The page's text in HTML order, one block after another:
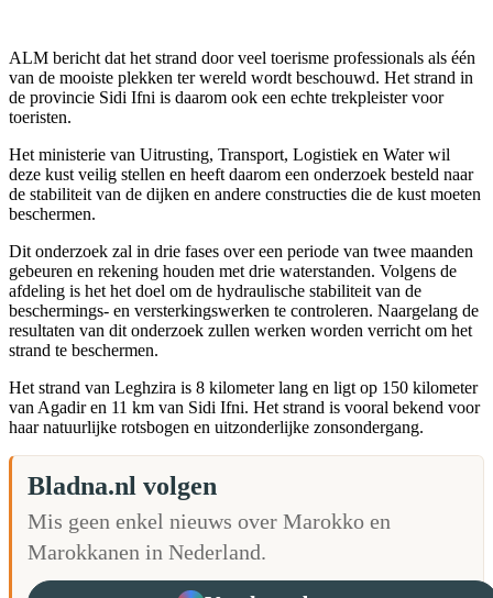
ALM bericht dat het strand door veel toerisme professionals als één
van de mooiste plekken ter wereld wordt beschouwd. Het strand in
de provincie Sidi Ifni is daarom ook een echte trekpleister voor
toeristen.
Het ministerie van Uitrusting, Transport, Logistiek en Water wil
deze kust veilig stellen en heeft daarom een onderzoek besteld naar
de stabiliteit van de dijken en andere constructies die de kust moeten
beschermen.
Dit onderzoek zal in drie fases over een periode van twee maanden
gebeuren en rekening houden met drie waterstanden. Volgens de
afdeling is het het doel om de hydraulische stabiliteit van de
beschermings- en versterkingswerken te controleren. Naargelang de
resultaten van dit onderzoek zullen werken worden verricht om het
strand te beschermen.
Het strand van Leghzira is 8 kilometer lang en ligt op 150 kilometer
van Agadir en 11 km van Sidi Ifni. Het strand is vooral bekend voor
haar natuurlijke rotsbogen en uitzonderlijke zonsondergang.
Bladna.nl volgen
Mis geen enkel nieuws over Marokko en
Marokkanen in Nederland.